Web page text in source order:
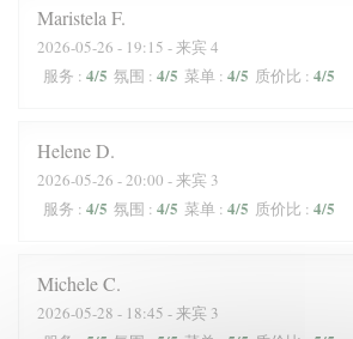
Maristela F
2026-05-26 - 19:15 - 来宾 4
服务 : 4/5 氛围 : 4/5 菜单 : 4/5 质价比 : 4/5
HeleneD
2026-05-26 - 20:00 - 来宾 3
服务 : 4/5 氛围 : 4/5 菜单 : 4/5 质价比 : 4/5
MicheleC
2026-05-28 - 18:45 - 来宾 3